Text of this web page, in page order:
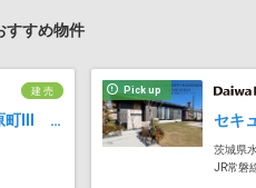
すすめ物件
建 売
セキュレア笠原町III (分譲住宅)
Pick up
茨城県
JR常磐